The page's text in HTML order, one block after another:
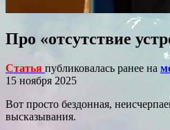
Про «отсутствие
Статья публиковалась ранее на
15 ноября 2025
Вот просто бездонная,
высказывания.